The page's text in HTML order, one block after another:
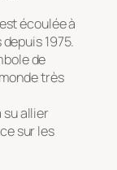
écoulée à
1975.
de
très
su allier
sur les